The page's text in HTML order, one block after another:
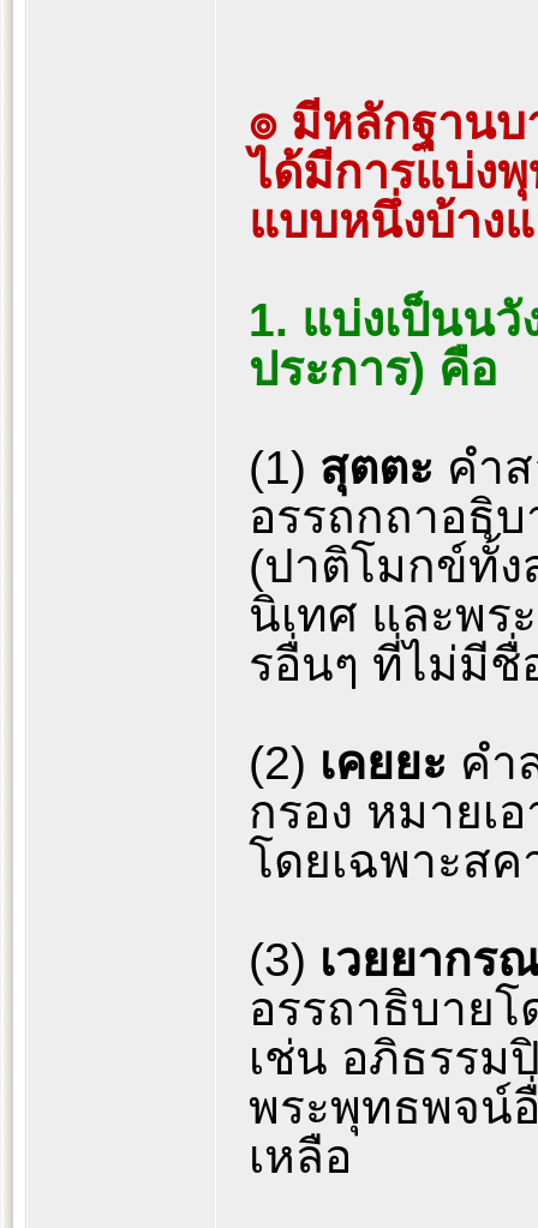
๏ มีหลักฐานบ
ได้มีการแบ่ง
แบบหนึ่งบ้าง
1. แบ่งเป็นน
ประการ) คือ
(1) สุตตะ คำ
อรรถกถาอธิ
(ปาติโมกข์ทั้ง
นิเทศ และพร
รอื่นๆ ที่ไม่มีชื่
(2) เคยยะ คำ
กรอง หมายเ
โดยเฉพาะส
(3) เวยยากร
อรรถาธิบายโ
เช่น อภิธรรม
พระพุทธพจน์
เหลือ